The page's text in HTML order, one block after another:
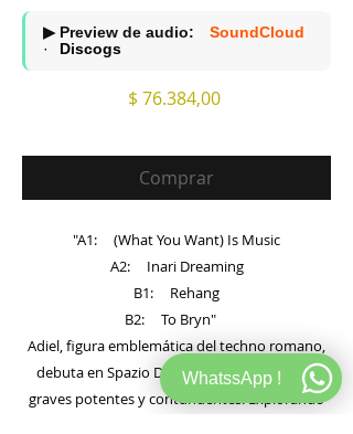
▶ Preview de audio:
SoundCloud
·
Discogs
$ 76.384,00Precio
Comprar
"A1: (What You Want) Is Music
A2: Inari Dreaming
B1: Rehang
B2: To Bryn"
Adiel, figura emblemática del techno romano,
debuta en Spazio Disponibile con cortes de
graves potentes y contundentes. Explorando
WhatssApp !